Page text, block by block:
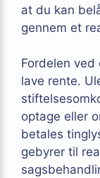
at du kan
gennem et
Fordelen
lave rente.
optage eller
betales
gebyrer til